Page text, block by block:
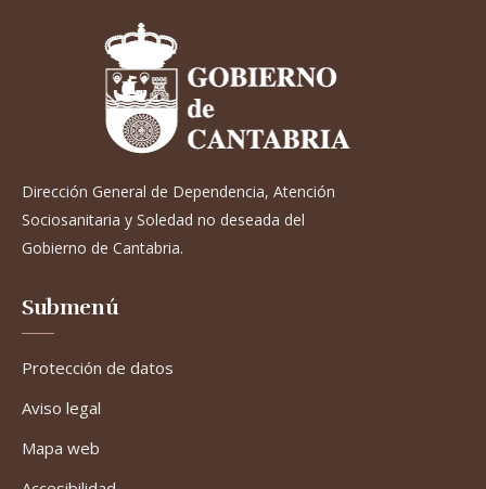
Dirección General de Dependencia, Atención
Sociosanitaria y Soledad no deseada del
Gobierno de Cantabria.
Submenú
Protección de datos
Aviso legal
Mapa web